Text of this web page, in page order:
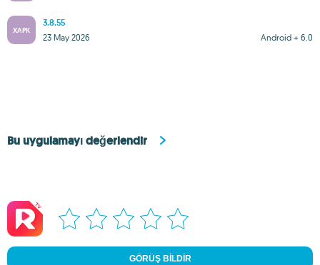
XAPK
3.8.55
Android + 6.0
23 May 2026
Bu uygulamayı değerlendir
GÖRÜŞ BILDIR